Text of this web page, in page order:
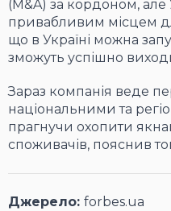
(М&A) за кордоном, але
привабливим місцем
що в Україні можна
зможуть успішно
Зараз компанія веде
національними та
прагнучи охопити
споживачів, пояснив
Джерело: forbes.ua